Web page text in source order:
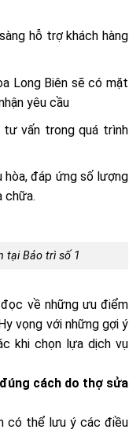
hỗ trợ khách hàng
Long Biên sẽ có mặt
yêu cầu
tư vấn trong quá trình
đáp ứng số lượng
chữa.
tại Bảo trì số 1
về những ưu điểm
vọng với những gợi ý
khi chọn lựa dịch vụ
cách do thợ sửa
có thể lưu ý các điều